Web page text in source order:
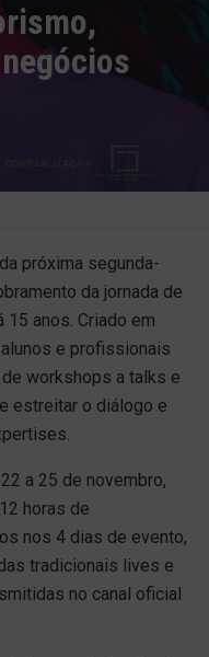
próxima segunda-
da jornada de
15 anos. Criado em
e profissionais
workshops a talks e
estreitar o diálogo e
a 25 de novembro,
horas de
nos 4 dias de evento,
tradicionais lives e
no canal oficial